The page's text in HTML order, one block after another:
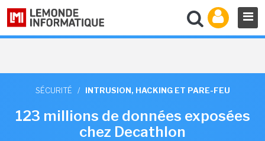
SÉCURITÉ / INTRUSION, HACKING ET PARE-FEU
123 millions de données exposées
chez Decathlon